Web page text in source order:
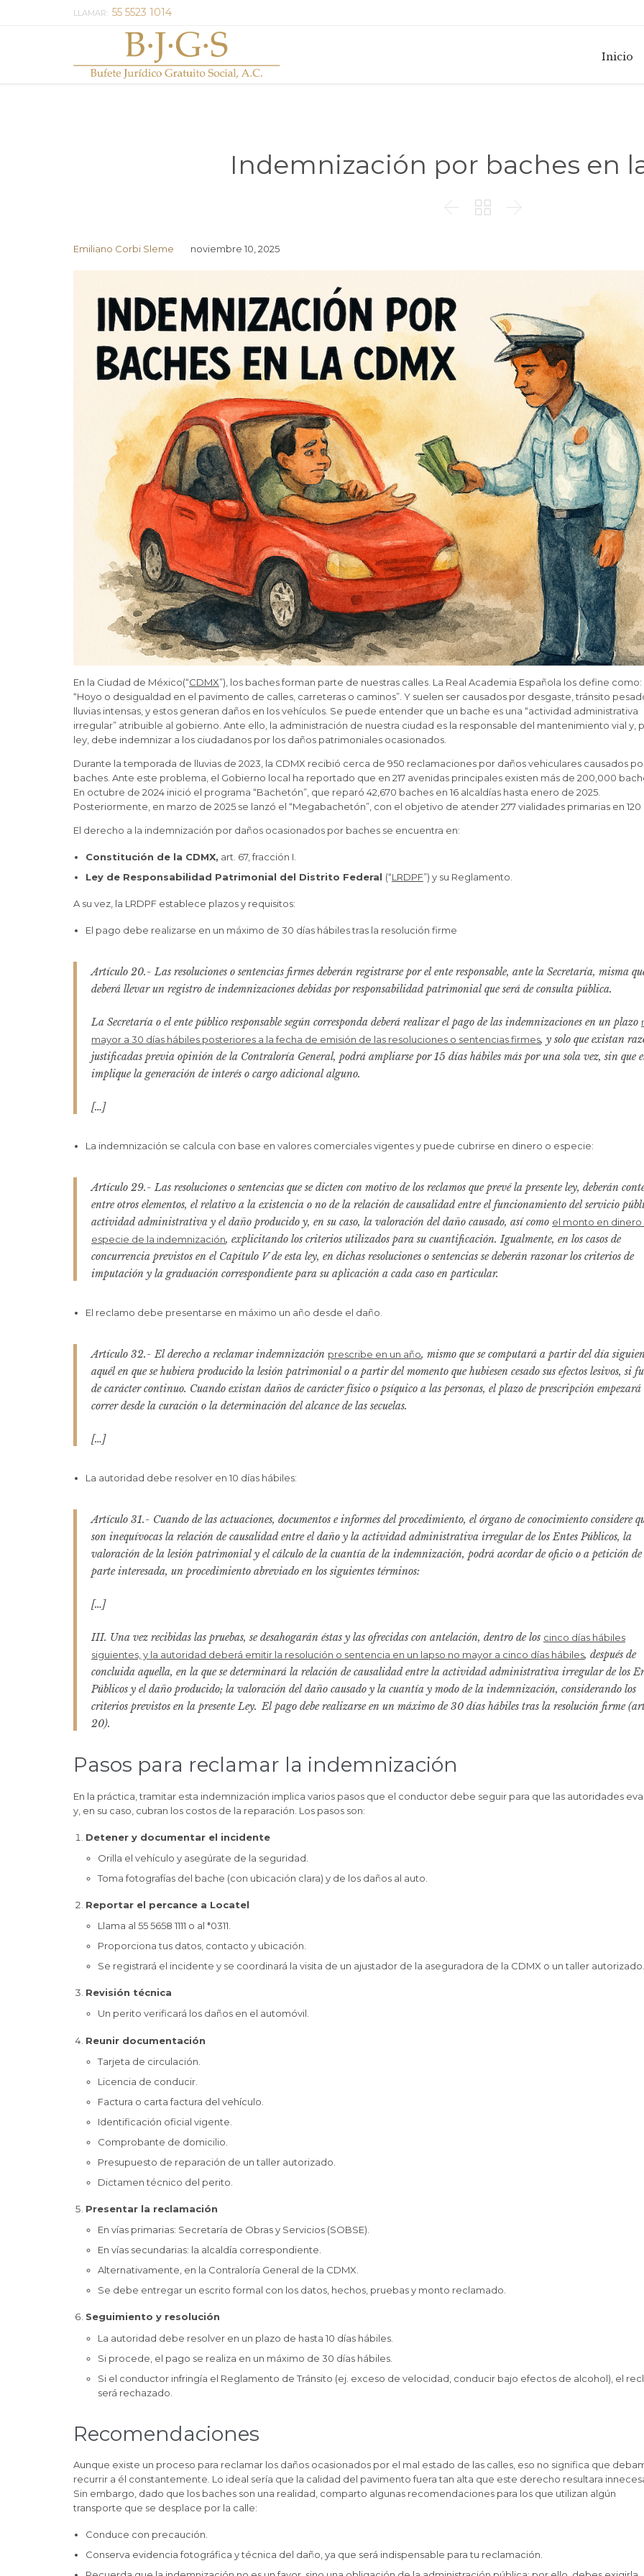
LLAMAR: 55 5523 1014
Inicio
Indemnización por baches en
  
Emiliano Corbi Sleme noviembre 10, 2025
En la Ciudad de México(“CDMX”), los baches forman parte de nuestras calles. La Real Academia Española los define como:
“Hoyo o desigualdad en el pavimento de calles, carreteras o caminos”. Y suelen ser causados por desgaste, tránsito
lluvias intensas, y estos generan daños en los vehículos. Se puede entender que un bache es una “actividad administrativa
irregular” atribuible al gobierno. Ante ello, la administración de nuestra ciudad es la responsable del mantenimiento vial y,
ley, debe indemnizar a los ciudadanos por los daños patrimoniales ocasionados.
Durante la temporada de lluvias de 2023, la CDMX recibió cerca de 950 reclamaciones por daños vehiculares causados
baches. Ante este problema, el Gobierno local ha reportado que en 217 avenidas principales existen más de 200,000
En octubre de 2024 inició el programa “Bachetón”, que reparó 42,670 baches en 16 alcaldías hasta enero de 2025.
Posteriormente, en marzo de 2025 se lanzó el “Megabachetón”, con el objetivo de atender 277 vialidades primarias en 120
El derecho a la indemnización por daños ocasionados por baches se encuentra en:
Constitución de la CDMX, art. 67, fracción I.
Ley de Responsabilidad Patrimonial del Distrito Federal (“LRDPF”) y su Reglamento.
A su vez, la LRDPF establece plazos y requisitos:
El pago debe realizarse en un máximo de 30 días hábiles tras la resolución firme
Artículo 20.- Las resoluciones o sentencias firmes deberán registrarse por el ente responsable, ante la Secretaría, misma
deberá llevar un registro de indemnizaciones debidas por responsabilidad patrimonial que será de consulta pública.
La Secretaría o el ente público responsable según corresponda deberá realizar el pago de las indemnizaciones en un plazo
mayor a 30 días hábiles posteriores a la fecha de emisión de las resoluciones o sentencias firmes, y solo que existan
justificadas previa opinión de la Contraloría General, podrá ampliarse por 15 días hábiles más por una sola vez, sin que
implique la generación de interés o cargo adicional alguno.
[…]
La indemnización se calcula con base en valores comerciales vigentes y puede cubrirse en dinero o especie:
Artículo 29.- Las resoluciones o sentencias que se dicten con motivo de los reclamos que prevé la presente ley, deberán
entre otros elementos, el relativo a la existencia o no de la relación de causalidad entre el funcionamiento del servicio
actividad administrativa y el daño producido y, en su caso, la valoración del daño causado, así como el monto en dinero
especie de la indemnización, explicitando los criterios utilizados para su cuantificación. Igualmente, en los casos de
concurrencia previstos en el Capítulo V de esta ley, en dichas resoluciones o sentencias se deberán razonar los criterios de
imputación y la graduación correspondiente para su aplicación a cada caso en particular.
El reclamo debe presentarse en máximo un año desde el daño.
Artículo 32.- El derecho a reclamar indemnización prescribe en un año, mismo que se computará a partir del día
aquél en que se hubiera producido la lesión patrimonial o a partir del momento que hubiesen cesado sus efectos lesivos, si
de carácter continuo. Cuando existan daños de carácter físico o psíquico a las personas, el plazo de prescripción empezará
correr desde la curación o la determinación del alcance de las secuelas.
[…]
La autoridad debe resolver en 10 días hábiles:
Artículo 31.- Cuando de las actuaciones, documentos e informes del procedimiento, el órgano de conocimiento considere
son inequívocas la relación de causalidad entre el daño y la actividad administrativa irregular de los Entes Públicos, la
valoración de la lesión patrimonial y el cálculo de la cuantía de la indemnización, podrá acordar de oficio o a petición de
parte interesada, un procedimiento abreviado en los siguientes términos:
[…]
III. Una vez recibidas las pruebas, se desahogarán éstas y las ofrecidas con antelación, dentro de los cinco días hábiles
siguientes, y la autoridad deberá emitir la resolución o sentencia en un lapso no mayor a cinco días hábiles, después de
concluida aquella, en la que se determinará la relación de causalidad entre la actividad administrativa irregular de los
Públicos y el daño producido; la valoración del daño causado y la cuantía y modo de la indemnización, considerando los
criterios previstos en la presente Ley. El pago debe realizarse en un máximo de 30 días hábiles tras la resolución firme
20).
Pasos para reclamar la indemnización
En la práctica, tramitar esta indemnización implica varios pasos que el conductor debe seguir para que las autoridades
y, en su caso, cubran los costos de la reparación. Los pasos son:
Detener y documentar el incidente
Orilla el vehículo y asegúrate de la seguridad.
Toma fotografías del bache (con ubicación clara) y de los daños al auto.
Reportar el percance a Locatel
Llama al 55 5658 1111 o al *0311.
Proporciona tus datos, contacto y ubicación.
Se registrará el incidente y se coordinará la visita de un ajustador de la aseguradora de la CDMX o un taller autorizado.
Revisión técnica
Un perito verificará los daños en el automóvil.
Reunir documentación
Tarjeta de circulación.
Licencia de conducir.
Factura o carta factura del vehículo.
Identificación oficial vigente.
Comprobante de domicilio.
Presupuesto de reparación de un taller autorizado.
Dictamen técnico del perito.
Presentar la reclamación
En vías primarias: Secretaría de Obras y Servicios (SOBSE).
En vías secundarias: la alcaldía correspondiente.
Alternativamente, en la Contraloría General de la CDMX.
Se debe entregar un escrito formal con los datos, hechos, pruebas y monto reclamado.
Seguimiento y resolución
La autoridad debe resolver en un plazo de hasta 10 días hábiles.
Si procede, el pago se realiza en un máximo de 30 días hábiles.
Si el conductor infringía el Reglamento de Tránsito (ej. exceso de velocidad, conducir bajo efectos de alcohol), el
será rechazado.
Recomendaciones
Aunque existe un proceso para reclamar los daños ocasionados por el mal estado de las calles, eso no significa que
recurrir a él constantemente. Lo ideal sería que la calidad del pavimento fuera tan alta que este derecho resultara
Sin embargo, dado que los baches son una realidad, comparto algunas recomendaciones para los que utilizan algún
transporte que se desplace por la calle:
Conduce con precaución.
Conserva evidencia fotográfica y técnica del daño, ya que será indispensable para tu reclamación.